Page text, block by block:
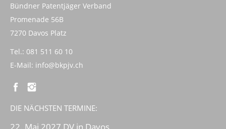
Bündner Patentjäger Verband
Promenade 56B
7270 Davos Platz
Tel.: 081 511 60 10
E-Mail: info@bkpjv.ch
DIE NÄCHSTEN TERMINE:
22. Mai 2027 DV in Davos